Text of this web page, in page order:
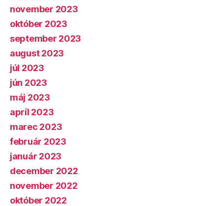
november 2023
október 2023
september 2023
august 2023
júl 2023
jún 2023
máj 2023
apríl 2023
marec 2023
február 2023
január 2023
december 2022
november 2022
október 2022